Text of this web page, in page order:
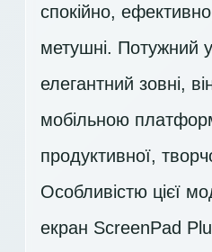
спокійно,
метушні. Потужний
елегантний зовні,
мобільною
продуктивної,
Особливістю цієї
екран ScreenPad